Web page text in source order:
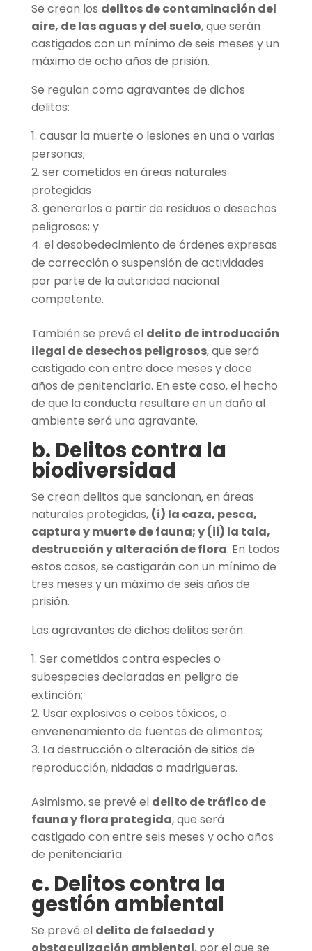
Se crean los delitos de contaminación del
aire, de las aguas y del suelo, que serán
castigados con un mínimo de seis meses y un
máximo de ocho años de prisión.
Se regulan como agravantes de dichos
delitos:
causar la muerte o lesiones en una o varias
personas;
ser cometidos en áreas naturales
protegidas
generarlos a partir de residuos o desechos
peligrosos; y
el desobedecimiento de órdenes expresas
de corrección o suspensión de actividades
por parte de la autoridad nacional
competente.
También se prevé el delito de introducción
ilegal de desechos peligrosos, que será
castigado con entre doce meses y doce
años de penitenciaría. En este caso, el hecho
de que la conducta resultare en un daño al
ambiente será una agravante.
b. Delitos contra la
biodiversidad
Se crean delitos que sancionan, en áreas
naturales protegidas, (i) la caza, pesca,
captura y muerte de fauna; y (ii) la tala,
destrucción y alteración de flora. En todos
estos casos, se castigarán con un mínimo de
tres meses y un máximo de seis años de
prisión.
Las agravantes de dichos delitos serán:
Ser cometidos contra especies o
subespecies declaradas en peligro de
extinción;
Usar explosivos o cebos tóxicos, o
envenenamiento de fuentes de alimentos;
La destrucción o alteración de sitios de
reproducción, nidadas o madrigueras.
Asimismo, se prevé el delito de tráfico de
fauna y flora protegida, que será
castigado con entre seis meses y ocho años
de penitenciaría.
c. Delitos contra la
gestión ambiental
Se prevé el delito de falsedad y